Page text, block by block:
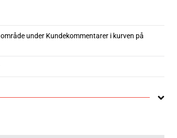
under Kundekommentarer i kurven på